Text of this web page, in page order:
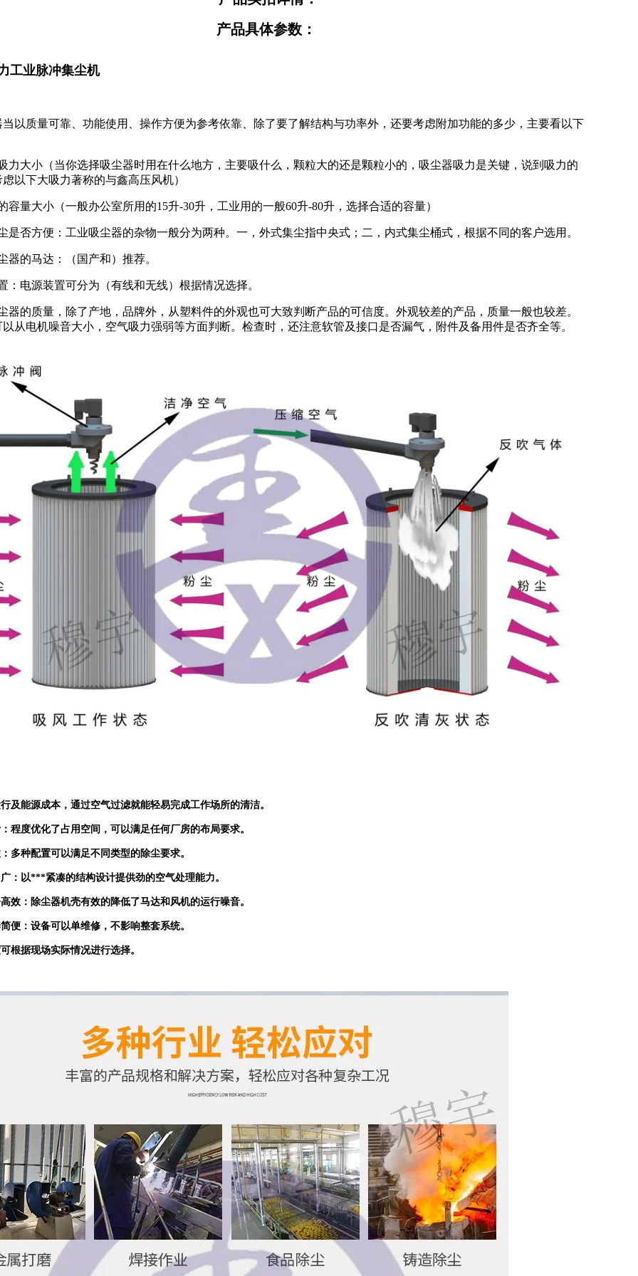
产品具体参数：
工业脉冲集尘机
以质量可靠、功能使用、操作方便为参考依靠、除了要了解结构与功率外，还要考虑附加功能的多少，主要看以下
力大小（当你选择吸尘器时用在什么地方，主要吸什么，颗粒大的还是颗粒小的，吸尘器吸力是关键，说到吸力的
以下大吸力著称的与鑫高压风机）
容量大小（一般办公室所用的15升-30升，工业用的一般60升-80升，选择合适的容量）
是否方便：工业吸尘器的杂物一般分为两种。一，外式集尘指中央式；二，内式集尘桶式，根据不同的客户选用。
器的马达：（国产和）推荐。
：电源装置可分为（有线和无线）根据情况选择。
器的质量，除了产地，品牌外，从塑料件的外观也可大致判断产品的可信度。外观较差的产品，质量一般也较差。
从电机噪音大小，空气吸力强弱等方面判断。检查时，还注意软管及接口是否漏气，附件及备用件是否齐全等。
及能源成本，通过空气过滤就能轻易完成工作场所的清洁。
程度优化了占用空间，可以满足任何厂房的布局要求。
多种配置可以满足不同类型的除尘要求。
：以***紧凑的结构设计提供劲的空气处理能力。
效：除尘器机壳有效的降低了马达和风机的运行噪音。
便：设备可以单维修，不影响整套系统。
根据现场实际情况进行选择。